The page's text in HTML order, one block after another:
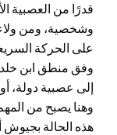
قدرًا من العصبية
وشخصية، ومن ولاء
على الحركة
وفق منطق ابن
إلى عصبية دولة،
وهنا يصبح من
هذه الحالة بجيوش